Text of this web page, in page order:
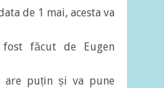
de 1 mai, acesta va
făcut de Eugen
are puțin și va pune